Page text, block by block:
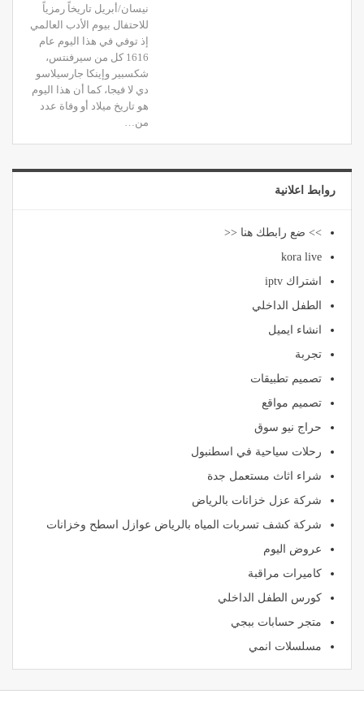
نيسان/أبريل تاريخاً رمزياً
للاحتفال بيوم الأدب العالمي
إذ توفي في هذا اليوم عام
1616 كل من سيرفنتس،
شكسبير وإينكا جارسيلاسو
دي لا فيجا، كما أن هذا اليوم
هو تاريخ ميلاد أو وفاة عدد
من…
روابط اعلانية
>> ضع رابطك هنا <<
kora live
اشتراك iptv
الطفل الداخلي
انشاء ايميل
تجربة
تصميم تطبيقات
تصميم مواقع
حراج نيو سوق
رحلات سياحية في اسطنبول
شراء اثاث مستعمل جدة
شركة عزل خزانات بالرياض
شركة كشف تسربات المياه بالرياض عوازل اسطح وخزانات
عروض اليوم
كاميرات مراقبة
كورس الطفل الداخلي
متجر حسابات ببجي
مسلسلات انمي